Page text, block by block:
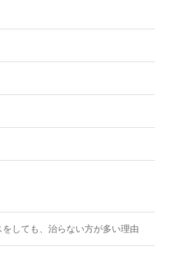
しても、治らない方が多い理由